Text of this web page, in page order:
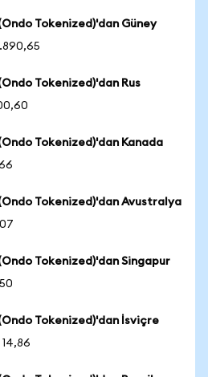
Tokenized)'dan Güney
Tokenized)'dan Rus
Tokenized)'dan Kanada
Tokenized)'dan Avustralya
Tokenized)'dan Singapur
Tokenized)'dan İsviçre